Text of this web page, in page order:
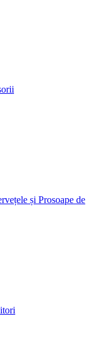
și Prosoape de